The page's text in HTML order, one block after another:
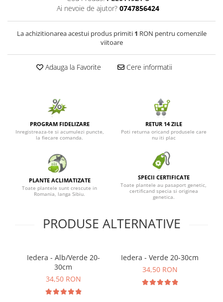
Seminte de Ierburi
Seminte de Legume/Fructe
Ai nevoie de ajutor? 0747856424
La achizitionarea acestui produs primiti 1 RON pentru comenzile
viitoare
Adauga la Favorite Cere informatii
PROGRAM FIDELIZARE
Inregistreaza-te si acumulezi puncte,
la fiecare comanda.
RETUR 14 ZILE
Poti returna oricand produsele care
nu iti plac
PLANTE ACLIMATIZATE
Toate plantele sunt crescute in
Romania, langa Sibiu.
SPECII CERTIFICATE
Toate plantele au pasaport genetic,
certificand specia si originea
genetica.
PRODUSE ALTERNATIVE
Iedera - Alb/Verde 20-
30cm
34,50 RON
Iedera - Verde 20-30cm
34,50 RON